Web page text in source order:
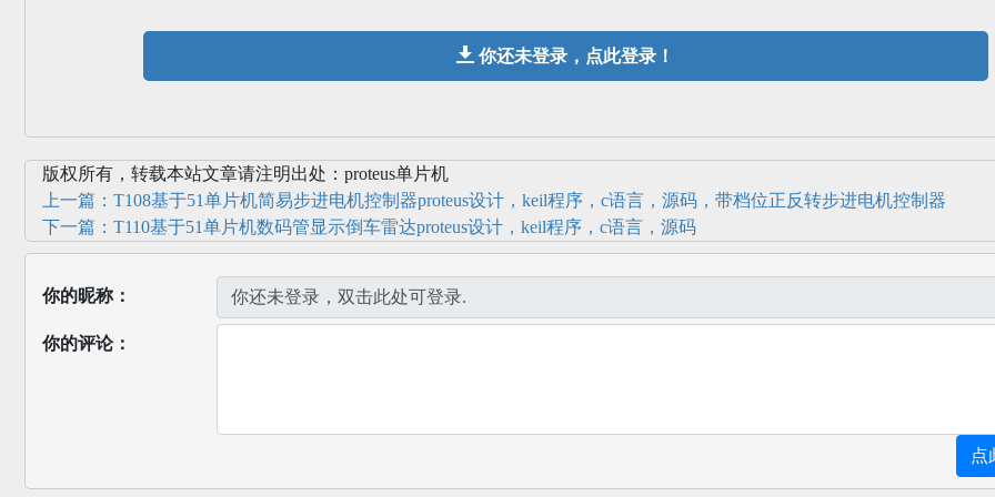
你还未登录，点此登录！
版权所有，转载本站文章请注明出处：proteus单片机
上一篇：T108基于51单片机简易步进电机控制器proteus设计，keil程序，c语言，源码，带档位正反转步进电机控制器
下一篇：T110基于51单片机数码管显示倒车雷达proteus设计，keil程序，c语言，源码
你的昵称：
你的评论：
点